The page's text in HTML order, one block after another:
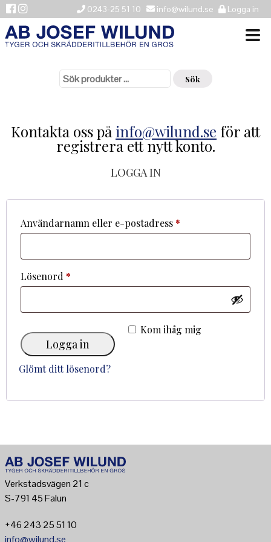
0243-25 51 10 info@wilund.se Logga in
VÄLKOMMEN
ÅTERFÖRSÄLJARE
efter:
Sök
Kontakta oss på info@wilund.se för att
registrera ett nytt konto.
LOGGA IN
Användarnamn eller e-postadress*
Lösenord *
Kom ihåg mig
Logga in
Glömt ditt lösenord?
Verkstadsvägen 21 c
S-791 45 Falun
+46 243 25 51 10
info@wilund.se